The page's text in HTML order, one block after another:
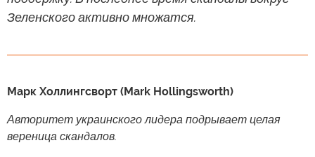
Зеленского активно множатся.
Марк Холлингсворт (Mark Hollingsworth)
Авторитет украинского лидера подрывает целая
вереница скандалов.